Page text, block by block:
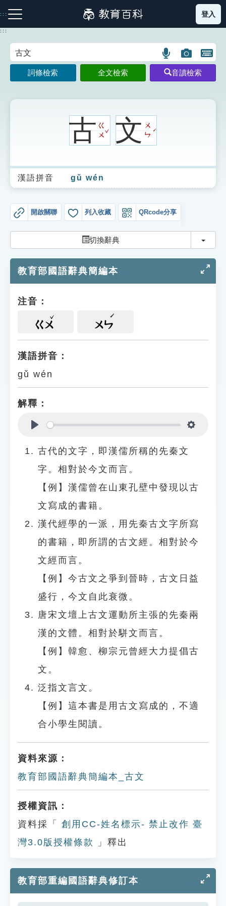
到
主
:::
注音索引圖示 筆畫索引圖示 部首索引表圖示
生字詞彙表
成語故事
索引選單
單字索引
遊戲專區
貓頭鷹博士
登入
:::
語
言
搜
圖
片
搜
開
鍵
圖
詞條檢索 全文檢索 音讀檢索
古ㄍ
ㄨ
ˇ文ㄨ
ㄣ
ˊ
漢語拼音 gǔ wén
開啟關聯 列入收藏 QRcode分享
切換辭典 切換
教育部國語辭典簡編本
注音：
ㄍㄨ ㄨㄣ
漢語拼音：
gǔ wén
解釋：
古代的文字，即漢儒所稱的先秦文
字。相對於今文而言。
【例】漢儒曾在山東孔壁中發現以古
文寫成的書籍。
漢代經學的一派，用先秦古文字所寫
的書籍，即所謂的古文經。相對於今
文經而言。
【例】今古文之爭到晉時，古文日益
盛行，今文自此衰微。
唐宋文壇上古文運動所主張的先秦兩
漢的文體。相對於駢文而言。
【例】韓愈、柳宗元曾經大力提倡古
文。
泛指文言文。
【例】這本書是用古文寫成的，不適
合小學生閱讀。
資料來源：
教育部國語辭典簡編本_古文
授權資訊：
資料採「
創用CC-姓名標示- 禁止改作 臺
灣3.0版授權條款
」釋出
教育部重編國語辭典修訂本